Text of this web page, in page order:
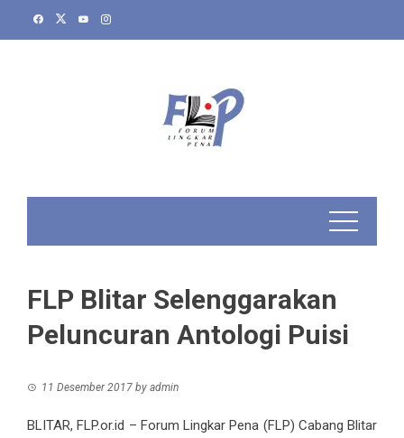
FLP Blitar Selenggarakan
Peluncuran Antologi Puisi
11 Desember 2017 by admin
BLITAR, FLP.or.id – Forum Lingkar Pena (FLP) Cabang Blitar